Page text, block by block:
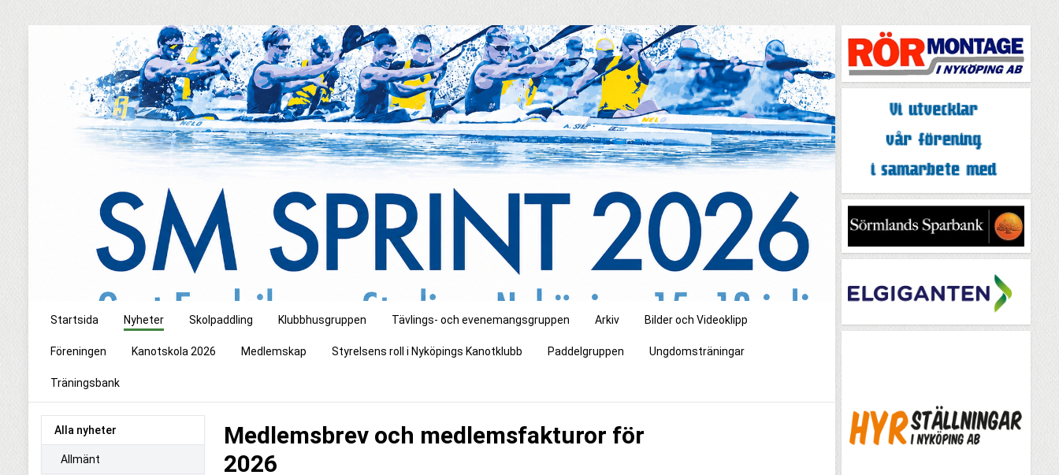
Startsida Nyheter Skolpaddling Klubbhusgruppen Tävlings- och evenemangsgruppen Arkiv Bilder och Videoklipp
Föreningen Kanotskola 2026 Medlemskap Styrelsens roll i Nyköpings Kanotklubb Paddelgruppen Ungdomsträningar
Träningsbank
Alla nyheter
Allmänt
Medlemsbrev och medlemsfakturor för
2026